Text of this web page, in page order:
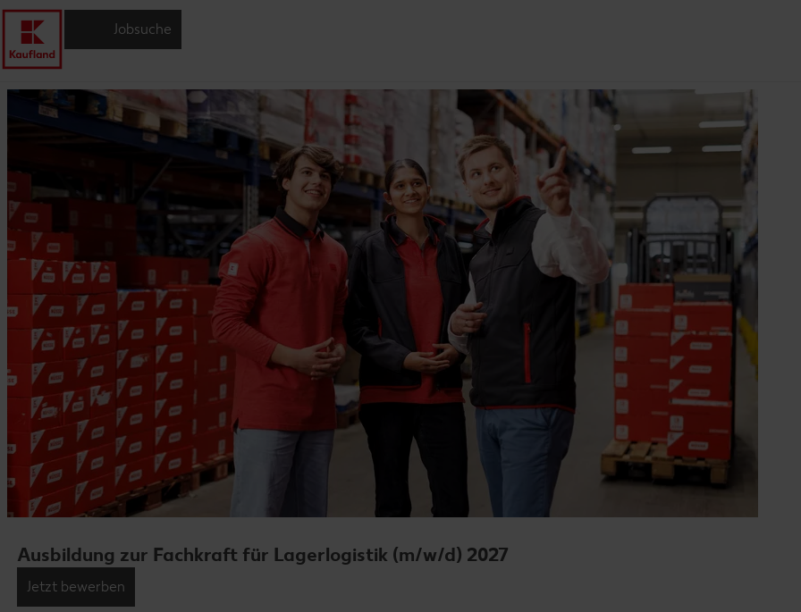
Jobsuche
Ausbildung zur Fachkraft für Lagerlogistik (m/w/d) 2027
Jetzt bewerben